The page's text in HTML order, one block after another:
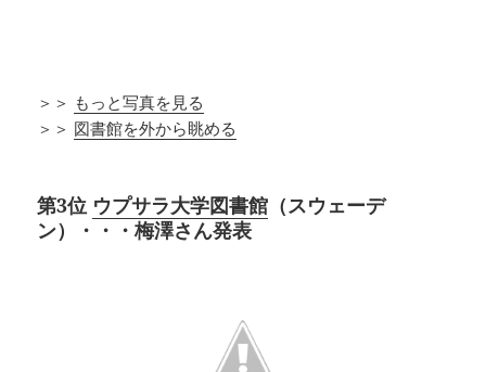
＞＞ もっと写真を見る
＞＞ 図書館を外から眺める
第3位 ウプサラ大学図書館 （スウェーデ
ン）・・・梅澤さん発表